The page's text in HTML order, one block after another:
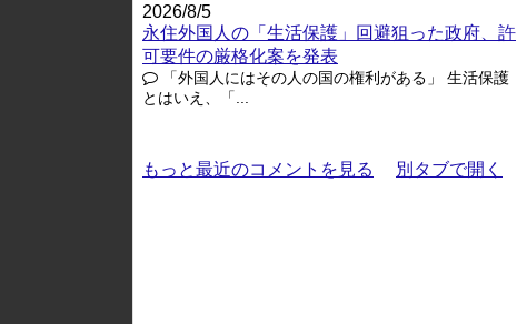
2026/8/5
永住外国人の「生活保護」回避狙った政府、許
可要件の厳格化案を発表
「外国人にはその人の国の権利がある」 生活保護
とはいえ、「...
もっと最近のコメントを見る 別タブで開く